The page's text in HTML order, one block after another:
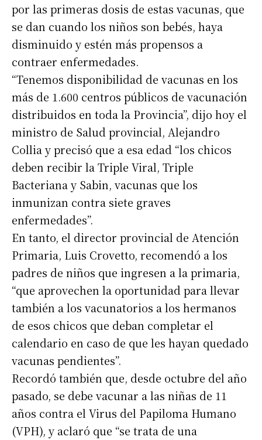
por las primeras dosis de estas vacunas, que
se dan cuando los niños son bebés, haya
disminuido y estén más propensos a
contraer enfermedades.
“Tenemos disponibilidad de vacunas en los
más de 1.600 centros públicos de vacunación
distribuidos en toda la Provincia”, dijo hoy el
ministro de Salud provincial, Alejandro
Collia y precisó que a esa edad “los chicos
deben recibir la Triple Viral, Triple
Bacteriana y Sabin, vacunas que los
inmunizan contra siete graves
enfermedades”.
En tanto, el director provincial de Atención
Primaria, Luis Crovetto, recomendó a los
padres de niños que ingresen a la primaria,
“que aprovechen la oportunidad para llevar
también a los vacunatorios a los hermanos
de esos chicos que deban completar el
calendario en caso de que les hayan quedado
vacunas pendientes”.
Recordó también que, desde octubre del año
pasado, se debe vacunar a las niñas de 11
años contra el Virus del Papiloma Humano
(VPH), y aclaró que “se trata de una